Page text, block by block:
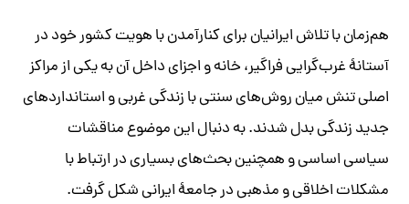
هم‌زمان با تلاش ایرانیان برای کنار‌آمدن با هویت کشور خود در
آستانۀ غرب‌گرایی فراگیر، خانه و اجزای داخل آن به یکی از مراکز
اصلی تنش میان روش‌های سنتی با زندگی غربی و استانداردهای
جدید زندگی بدل شدند. به دنبال این موضوع مناقشات
سیاسی اساسی و همچنین بحث‌های بسیاری در ارتباط با
مشکلات اخلاقی و مذهبی در جامعۀ ایرانی شکل گرفت.